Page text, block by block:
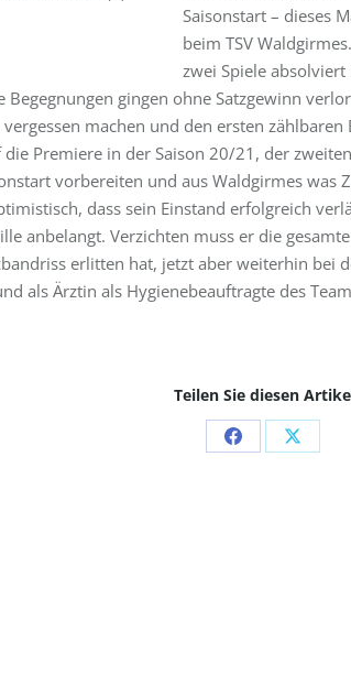
Saisonstart – dieses
beim TSV
zwei Spiele
Begegnungen gingen ohne Satzgewinn
machen und den ersten
Premiere in der Saison 20/21, der
vorbereiten und aus Waldgirmes was
dass sein Einstand erfolgreich
anbelangt. Verzichten muss er die
erlitten hat, jetzt aber weiterhin bei
als Ärztin als Hygienebeauftragte des
Teilen Sie diesen
Share Share